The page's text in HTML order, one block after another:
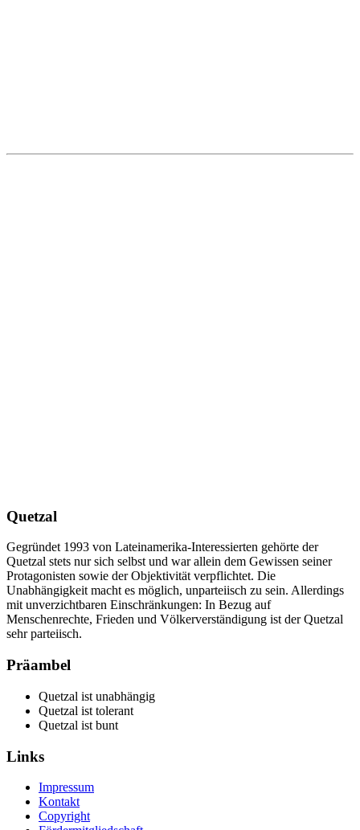
Quetzal
Gegründet 1993 von Lateinamerika-Interessierten gehörte der
Quetzal stets nur sich selbst und war allein dem Gewissen seiner
Protagonisten sowie der Objektivität verpflichtet. Die
Unabhängigkeit macht es möglich, unparteiisch zu sein. Allerdings
mit unverzichtbaren Einschränkungen: In Bezug auf
Menschenrechte, Frieden und Völkerverständigung ist der Quetzal
sehr parteiisch.
Präambel
Quetzal ist unabhängig
Quetzal ist tolerant
Quetzal ist bunt
Links
Impressum
Kontakt
Copyright